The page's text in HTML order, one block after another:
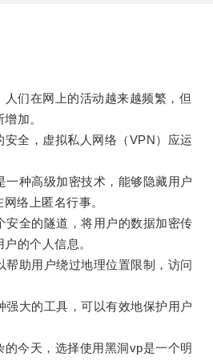
们在网上的活动越来越频繁，但
加。
全，虚拟私人网络（VPN）应运
种高级加密技术，能够隐藏用户
络上匿名行事。
全的隧道，将用户的数据加密传
的个人信息。
助用户绕过地理位置限制，访问
大的工具，可以有效地保护用户
今天，选择使用黑洞vp是一个明